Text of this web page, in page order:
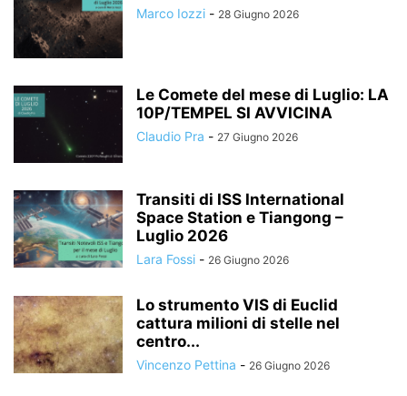
Marco Iozzi - 28 Giugno 2026
Le Comete del mese di Luglio: LA
10P/TEMPEL SI AVVICINA
Claudio Pra - 27 Giugno 2026
Transiti di ISS International
Space Station e Tiangong –
Luglio 2026
Lara Fossi - 26 Giugno 2026
Lo strumento VIS di Euclid
cattura milioni di stelle nel
centro...
Vincenzo Pettina - 26 Giugno 2026